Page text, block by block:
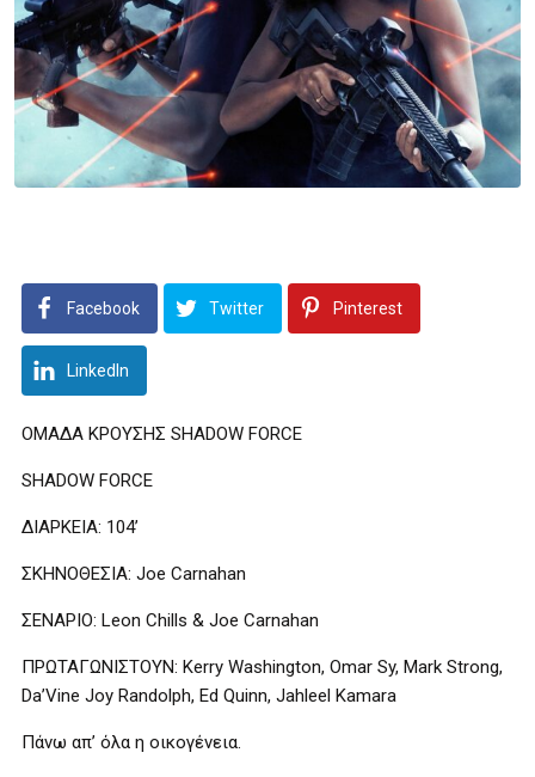
Facebook Twitter Pinterest
LinkedIn
ΟΜΑΔΑ ΚΡΟΥΣΗΣ SHADOW FORCE
SHADOW FORCE
ΔΙΑΡΚΕΙΑ: 104’
ΣΚΗΝΟΘΕΣΙΑ: Joe Carnahan
ΣΕΝΑΡΙΟ: Leon Chills & Joe Carnahan
ΠΡΩΤΑΓΩΝΙΣΤΟΥΝ: Kerry Washington, Omar Sy, Mark Strong,
Da’Vine Joy Randolph, Ed Quinn, Jahleel Kamara
Πάνω απ’ όλα η οικογένεια.